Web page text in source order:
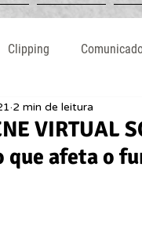
Clipping
Notícias
VIRTUAL
que afeta o
2 min de leitura